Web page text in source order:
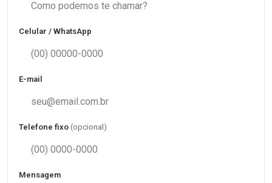
Celular / WhatsApp
E-mail
Telefone fixo (opcional)
Mensagem